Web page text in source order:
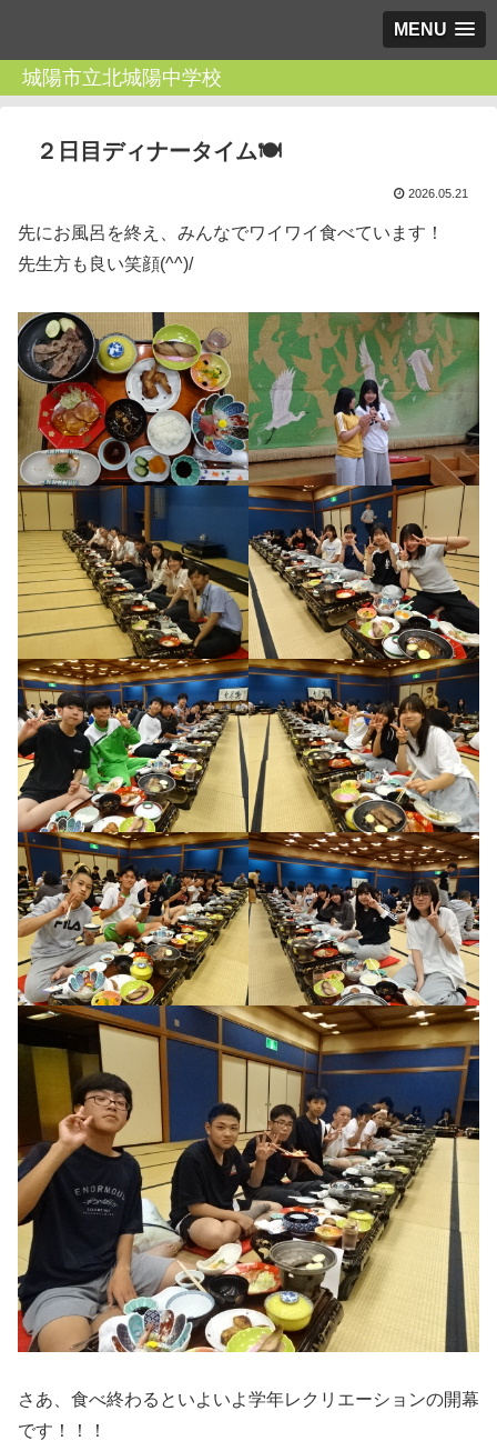
MENU
城陽市立北城陽中学校
２日目ディナータイム🍽
2026.05.21
先にお風呂を終え、みんなでワイワイ食べています！
先生方も良い笑顔(^^)/
さあ、食べ終わるといよいよ学年レクリエーションの開幕
です！！！